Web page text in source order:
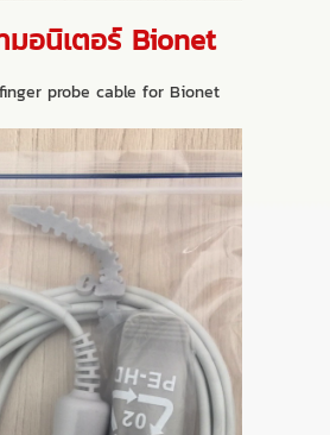
มอนิเตอร์ Bionet
probe cable for Bionet